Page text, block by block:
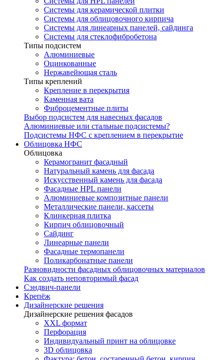
Системы для керамической плитки
Системы для облицовочного кирпича
Системы для линеарных панелей, сайдинга
Системы для стеклофибробетона
Типы подсистем
Алюминиевые
Оцинкованные
Нержавейющая сталь
Типы креплений
Крепление в перекрытия
Каменная вата
Фиброцементные плиты
Выбор подсистем для навесных фасадов
Алюминиевые или стальные подсистемы?
Подсистемы НФС с креплением в перекрытие
Облицовка НФС
Облицовка
Керамогранит фасадный
Натуральный камень для фасада
Искусственный камень для фасада
Фасадные HPL панели
Алюминиевые композитные панели
Металлические панели, кассеты
Клинкерная плитка
Кирпич облицовочный
Сайдинг
Линеарные панели
Фасадные термопанели
Поликарбонатные панели
Разновидности фасадных облицовочных материалов
Как создать неповторимый фасад
Сэндвич-панели
Крепёж
Дизайнерские решения
Дизайнерские решения фасадов
XXL формат
Перфорация
Индивидуальный принт на облицовке
3D облицовка